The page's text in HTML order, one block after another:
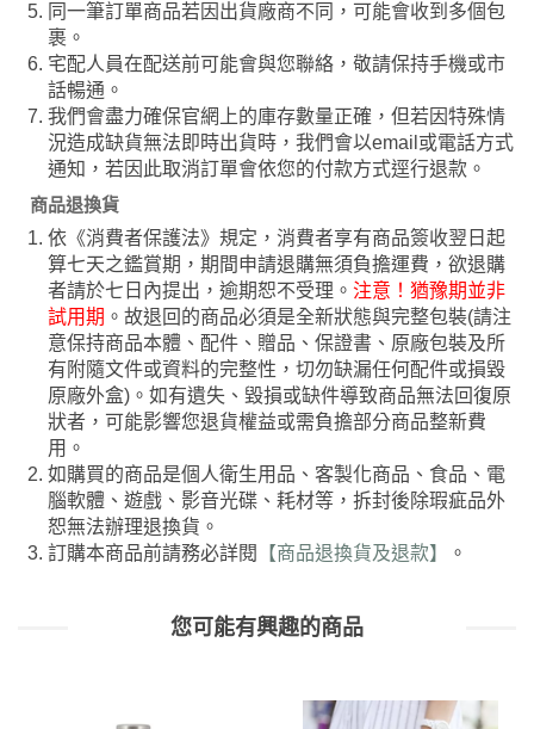
同一筆訂單商品若因出貨廠商不同，可能會收到多個包
裹。
宅配人員在配送前可能會與您聯絡，敬請保持手機或市
話暢通。
我們會盡力確保官網上的庫存數量正確，但若因特殊情
況造成缺貨無法即時出貨時，我們會以email或電話方式
通知，若因此取消訂單會依您的付款方式逕行退款。
商品退換貨
依《消費者保護法》規定，消費者享有商品簽收翌日起
算七天之鑑賞期，期間申請退購無須負擔運費，欲退購
者請於七日內提出，逾期恕不受理。 注意！猶豫期並非
試用期 。故退回的商品必須是全新狀態與完整包裝(請注
意保持商品本體、配件、贈品、保證書、原廠包裝及所
有附隨文件或資料的完整性，切勿缺漏任何配件或損毀
原廠外盒)。如有遺失、毀損或缺件導致商品無法回復原
狀者，可能影響您退貨權益或需負擔部分商品整新費
用。
如購買的商品是個人衛生用品、客製化商品、食品、電
腦軟體、遊戲、影音光碟、耗材等，拆封後除瑕疵品外
恕無法辦理退換貨。
訂購本商品前請務必詳閱
【商品退換貨及退款】 。
您可能有興趣的商品